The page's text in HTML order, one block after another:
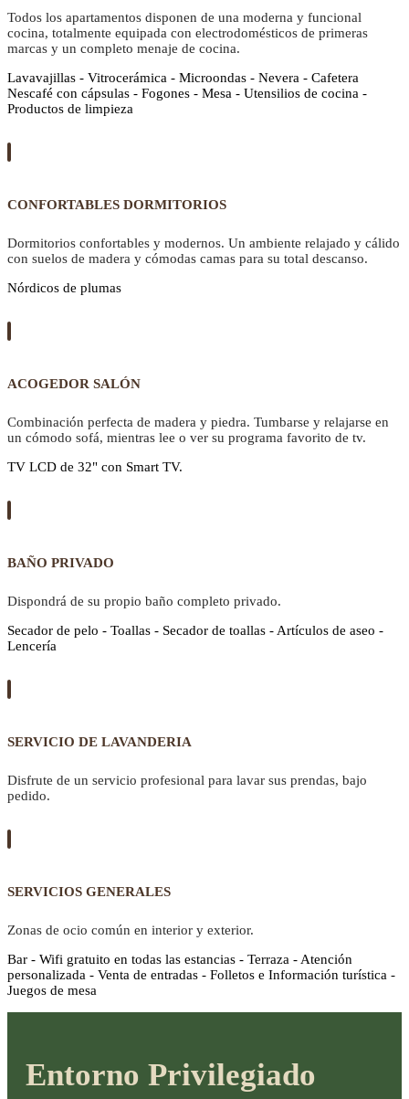
Todos los apartamentos disponen de una moderna y funcional
cocina, totalmente equipada con electrodomésticos de primeras
marcas y un completo menaje de cocina.
Lavavajillas - Vitrocerámica - Microondas - Nevera - Cafetera
Nescafé con cápsulas - Fogones - Mesa - Utensilios de cocina -
Productos de limpieza
CONFORTABLES DORMITORIOS
Dormitorios confortables y modernos. Un ambiente relajado y cálido
con suelos de madera y cómodas camas para su total descanso.
Nórdicos de plumas
ACOGEDOR SALÓN
Combinación perfecta de madera y piedra. Tumbarse y relajarse en
un cómodo sofá, mientras lee o ver su programa favorito de tv.
TV LCD de 32" con Smart TV.
BAÑO PRIVADO
Dispondrá de su propio baño completo privado.
Secador de pelo - Toallas - Secador de toallas - Artículos de aseo -
Lencería
SERVICIO DE LAVANDERIA
Disfrute de un servicio profesional para lavar sus prendas, bajo
pedido.
SERVICIOS GENERALES
Zonas de ocio común en interior y exterior.
Bar - Wifi gratuito en todas las estancias - Terraza - Atención
personalizada - Venta de entradas - Folletos e Información turística -
Juegos de mesa
Entorno Privilegiado